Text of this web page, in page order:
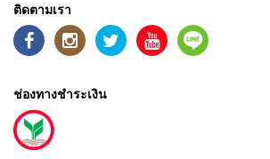
ติดตามเรา
ช่องทางชำระเงิน